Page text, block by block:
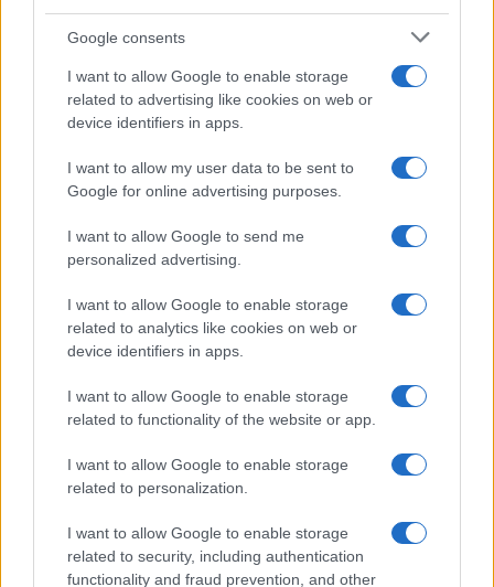
Google consents
I want to allow Google to enable storage
related to advertising like cookies on web or
device identifiers in apps.
I want to allow my user data to be sent to
Google for online advertising purposes.
I want to allow Google to send me
personalized advertising.
I want to allow Google to enable storage
related to analytics like cookies on web or
device identifiers in apps.
I want to allow Google to enable storage
related to functionality of the website or app.
I want to allow Google to enable storage
related to personalization.
I want to allow Google to enable storage
related to security, including authentication
functionality and fraud prevention, and other